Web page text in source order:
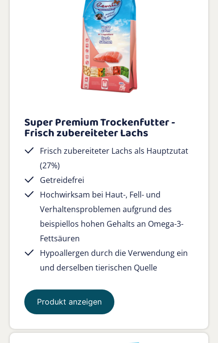
Super Premium Trockenfutter -
Frisch zubereiteter Lachs
Frisch zubereiteter Lachs als Hauptzutat
(27%)
Getreidefrei
Hochwirksam bei Haut-, Fell- und
Verhaltensproblemen aufgrund des
beispiellos hohen Gehalts an Omega-3-
Fettsäuren
Hypoallergen durch die Verwendung ein
und derselben tierischen Quelle
Produkt anzeigen